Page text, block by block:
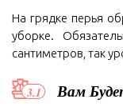
На грядке перья
уборке.
сантиметров, так
Вам